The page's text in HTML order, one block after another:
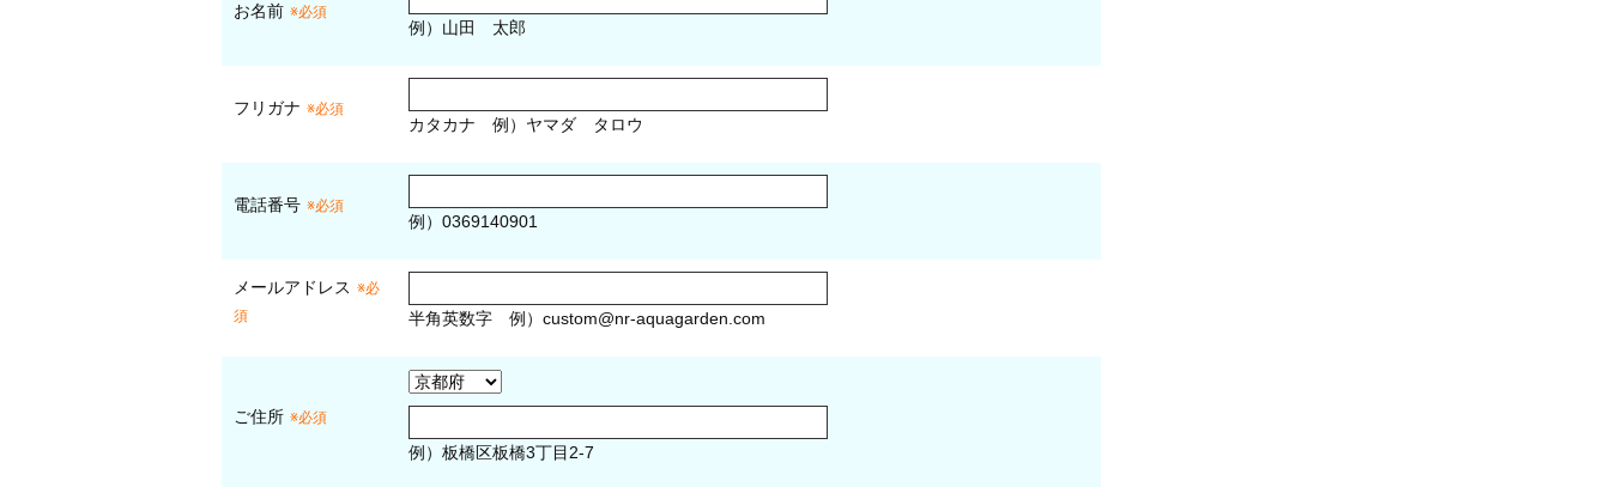
お名前 ※必須
例）山田 太郎
フリガナ ※必須
カタカナ 例）ヤマダ タロウ
電話番号 ※必須
例）0369140901
メールアドレス ※必
須
半角英数字 例） custom@nr-aquagarden.com
ご住所 ※必須
例）板橋区板橋3丁目2-7